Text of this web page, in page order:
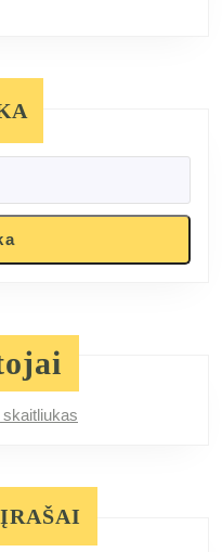
katėms
į
akis